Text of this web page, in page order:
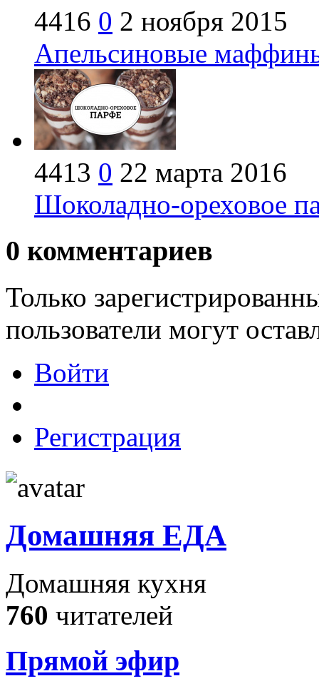
4416 0 2 ноября 2015
Апельсиновые
4413 0 22 марта 2016
Шоколадно-ореховое
0 комментариев
Только
пользователи могут
Войти
Регистрация
Домашняя ЕДА
Домашняя кухня
760 читателей
Прямой эфир